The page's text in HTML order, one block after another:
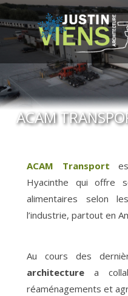
ACAM
ACAM Transport
Hyacinthe qui offre
alimentaires selon
l’industrie, partout en
Au cours des
architecture a
réaménagements et